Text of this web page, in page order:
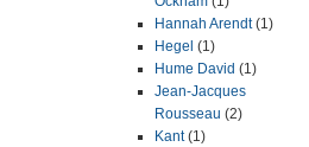
Hannah Arendt(1)
Hegel (1)
Hume David (1)
Jean-Jacques
Rousseau (2)
Kant(1)